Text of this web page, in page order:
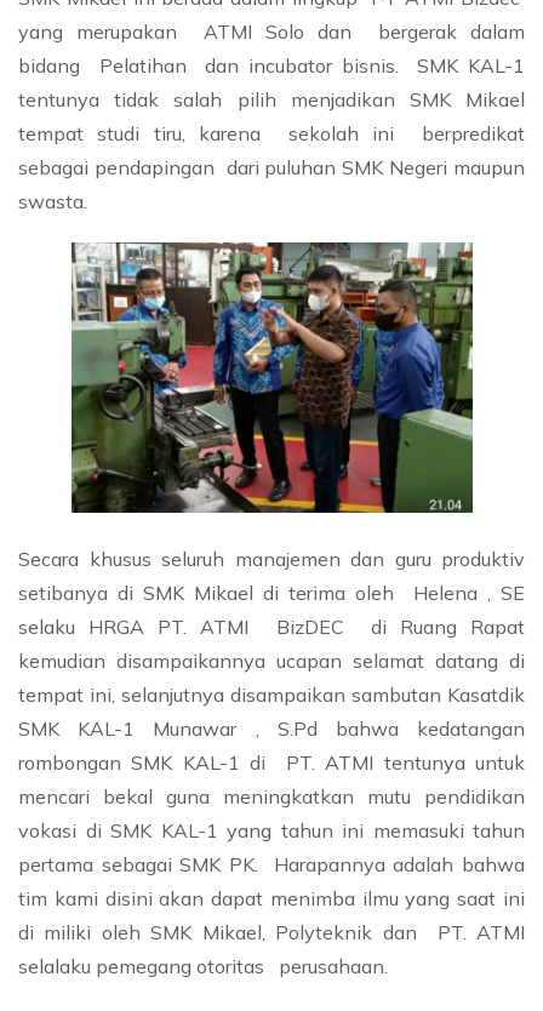
yang merupakan ATMI Solo dan bergerak dalam
bidang Pelatihan dan incubator bisnis. SMK KAL-1
tentunya tidak salah pilih menjadikan SMK Mikael
tempat studi tiru, karena sekolah ini berpredikat
sebagai pendapingan dari puluhan SMK Negeri maupun
swasta.
Secara khusus seluruh manajemen dan guru produktiv
setibanya di SMK Mikael di terima oleh Helena , SE
selaku HRGA PT. ATMI BizDEC di Ruang Rapat
kemudian disampaikannya ucapan selamat datang di
tempat ini, selanjutnya disampaikan sambutan Kasatdik
SMK KAL-1 Munawar , S.Pd bahwa kedatangan
rombongan SMK KAL-1 di PT. ATMI tentunya untuk
mencari bekal guna meningkatkan mutu pendidikan
vokasi di SMK KAL-1 yang tahun ini memasuki tahun
pertama sebagai SMK PK. Harapannya adalah bahwa
tim kami disini akan dapat menimba ilmu yang saat ini
di miliki oleh SMK Mikael, Polyteknik dan PT. ATMI
selalaku pemegang otoritas perusahaan.